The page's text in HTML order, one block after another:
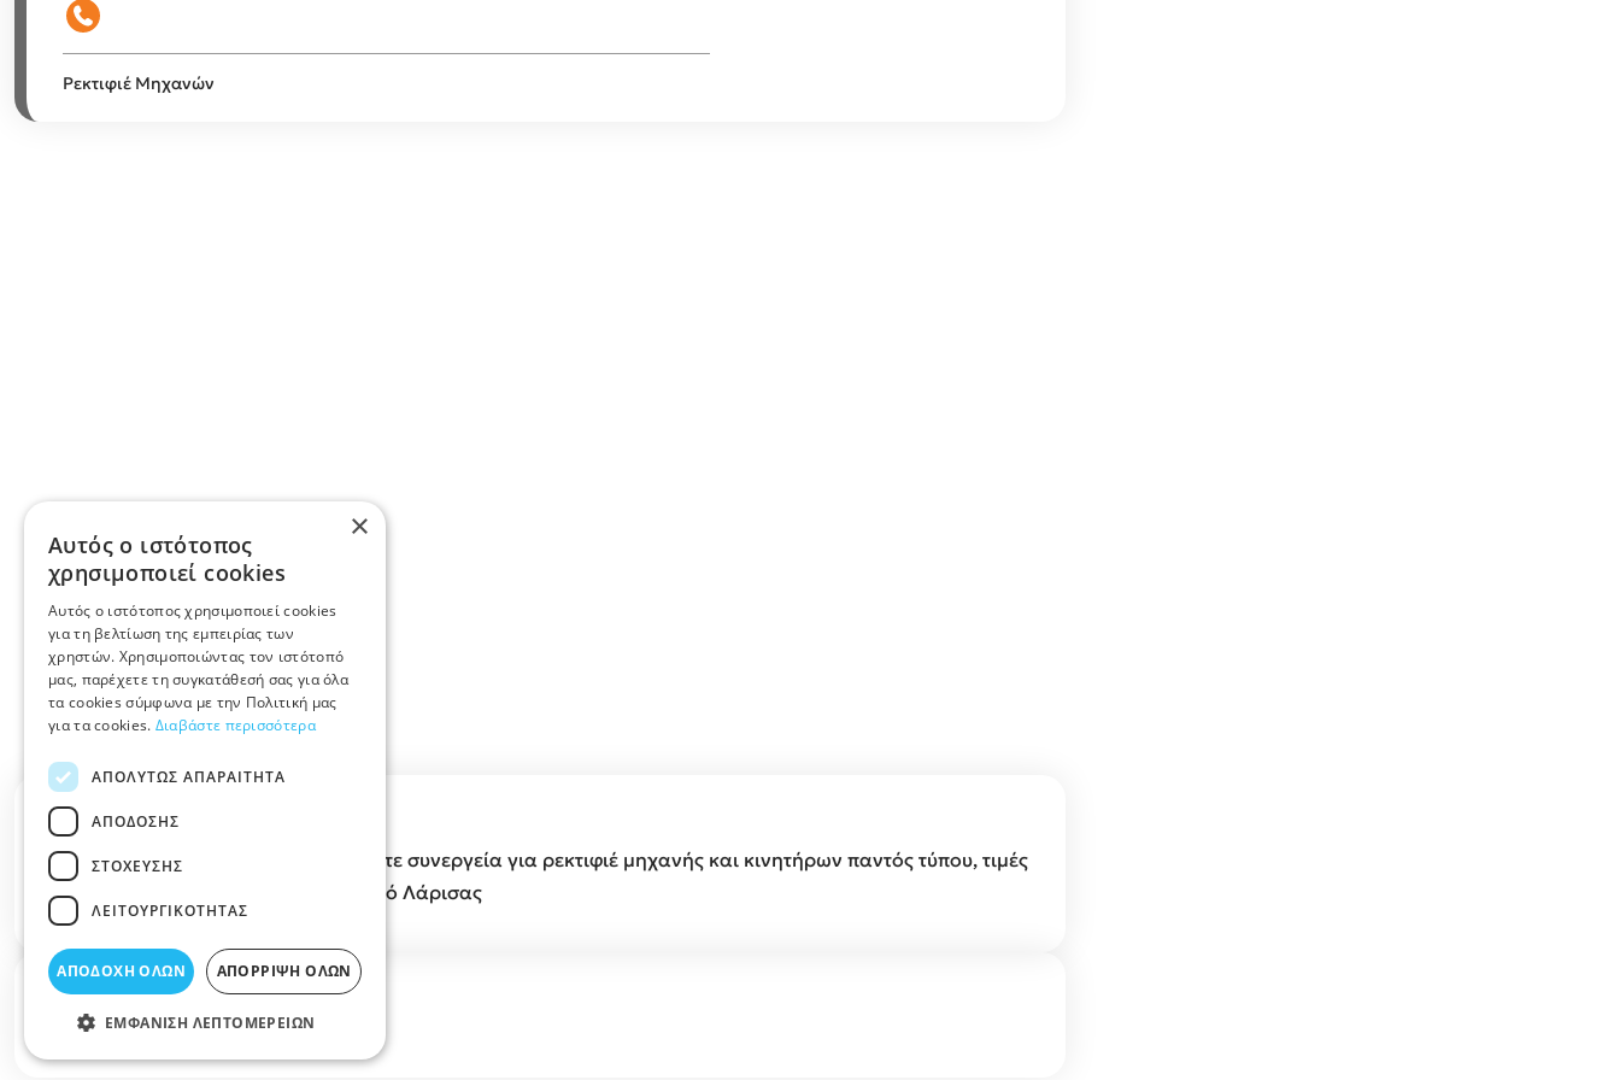
Ρεκτιφιέ Μηχανών
Περιγραφή κατηγορίας
ΡΕΚΤΙΦΙΕ ΜΗΧΑΝΩΝ ΛΑΡΙΣΑ θα βρείτε συνεργεία για ρεκτιφιέ μηχανής και κινητήρων παντός τύπου, τιμές
και προσφορές για ρεκτιφιέ στον Νομό Λάρισας
Σχετικά άρθρα στο elarisa blog
Δεν υπάρχουν διαθέσιμα άρθρα...
×
Αυτός ο ιστότοπος
χρησιμοποιεί cookies
Αυτός ο ιστότοπος χρησιμοποιεί cookies
για τη βελτίωση της εμπειρίας των
χρηστών. Χρησιμοποιώντας τον ιστότοπό
μας, παρέχετε τη συγκατάθεσή σας για όλα
τα cookies σύμφωνα με την Πολιτική μας
για τα cookies. Διαβάστε περισσότερα
ΑΠΟΛΎΤΩΣ ΑΠΑΡΑΊΤΗΤΑ
ΑΠΌΔΟΣΗΣ
ΣΤΌΧΕΥΣΗΣ
ΛΕΙΤΟΥΡΓΙΚΌΤΗΤΑΣ
ΑΠΟΔΟΧΉ ΌΛΩΝ ΑΠΌΡΡΙΨΗ ΌΛΩΝ
ΕΜΦΆΝΙΣΗ ΛΕΠΤΟΜΕΡΕΙΏΝ